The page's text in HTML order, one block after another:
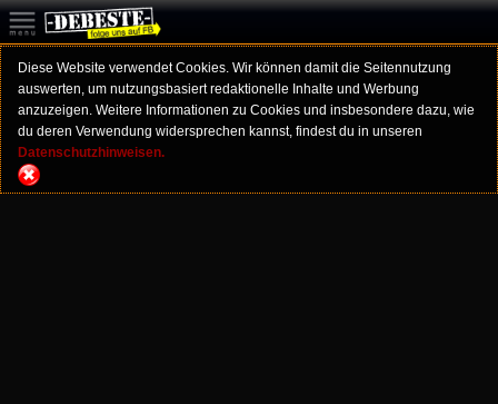
Diese Website verwendet Cookies. Wir können damit die Seitennutzung
auswerten, um nutzungsbasiert redaktionelle Inhalte und Werbung
anzuzeigen. Weitere Informationen zu Cookies und insbesondere dazu, wie
du deren Verwendung widersprechen kannst, findest du in unseren
Datenschutzhinweisen.